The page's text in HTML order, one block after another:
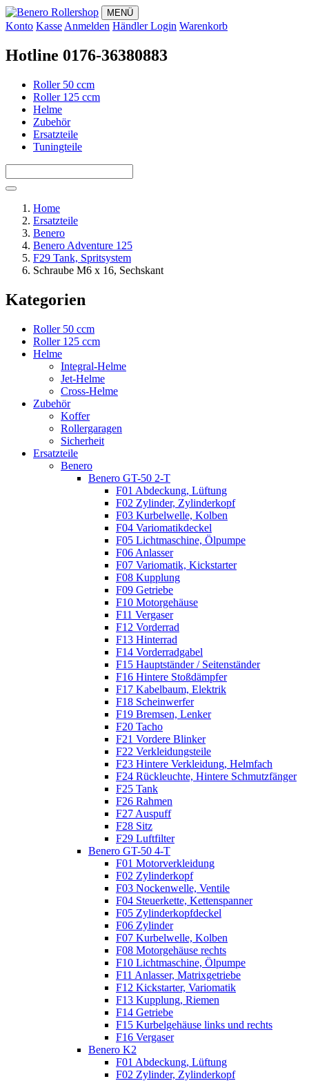
MENÜ
Konto Kasse Anmelden Händler Login Warenkorb
Hotline 0176-36380883
Roller 50 ccm
Roller 125 ccm
Helme
Zubehör
Ersatzteile
Tuningteile
Home
Ersatzteile
Benero
Benero Adventure 125
F29 Tank, Spritsystem
Schraube M6 x 16, Sechskant
Kategorien
Roller 50 ccm
Roller 125 ccm
Helme
Integral-Helme
Jet-Helme
Cross-Helme
Zubehör
Koffer
Rollergaragen
Sicherheit
Ersatzteile
Benero
Benero GT-50 2-T
F01 Abdeckung, Lüftung
F02 Zylinder, Zylinderkopf
F03 Kurbelwelle, Kolben
F04 Variomatikdeckel
F05 Lichtmaschine, Ölpumpe
F06 Anlasser
F07 Variomatik, Kickstarter
F08 Kupplung
F09 Getriebe
F10 Motorgehäuse
F11 Vergaser
F12 Vorderrad
F13 Hinterrad
F14 Vorderradgabel
F15 Hauptständer / Seitenständer
F16 Hintere Stoßdämpfer
F17 Kabelbaum, Elektrik
F18 Scheinwerfer
F19 Bremsen, Lenker
F20 Tacho
F21 Vordere Blinker
F22 Verkleidungsteile
F23 Hintere Verkleidung, Helmfach
F24 Rückleuchte, Hintere Schmutzfänger
F25 Tank
F26 Rahmen
F27 Auspuff
F28 Sitz
F29 Luftfilter
Benero GT-50 4-T
F01 Motorverkleidung
F02 Zylinderkopf
F03 Nockenwelle, Ventile
F04 Steuerkette, Kettenspanner
F05 Zylinderkopfdeckel
F06 Zylinder
F07 Kurbelwelle, Kolben
F08 Motorgehäuse rechts
F10 Lichtmaschine, Ölpumpe
F11 Anlasser, Matrixgetriebe
F12 Kickstarter, Variomatik
F13 Kupplung, Riemen
F14 Getriebe
F15 Kurbelgehäuse links und rechts
F16 Vergaser
Benero K2
F01 Abdeckung, Lüftung
F02 Zylinder, Zylinderkopf